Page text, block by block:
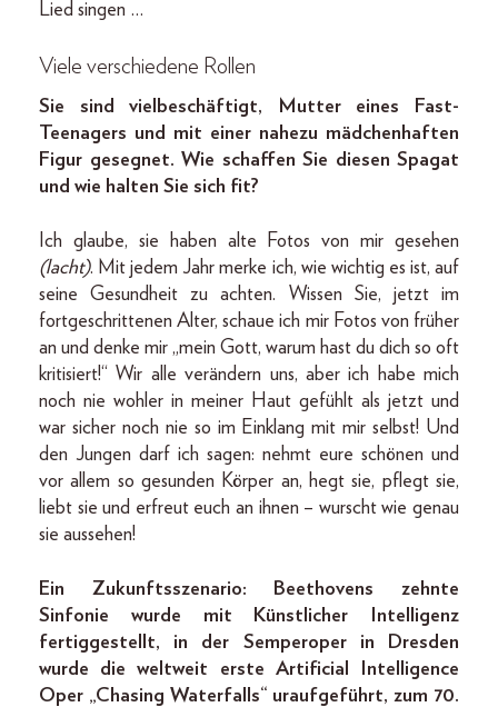
Lied singen …
Viele verschiedene Rollen
Sie sind vielbeschäftigt, Mutter eines Fast-
Teenagers und mit einer nahezu mädchenhaften
Figur gesegnet. Wie schaffen Sie diesen Spagat
und wie halten Sie sich fit?
Ich glaube, sie haben alte Fotos von mir gesehen
(lacht). Mit jedem Jahr merke ich, wie wichtig es ist, auf
seine Gesundheit zu achten. Wissen Sie, jetzt im
fortgeschrittenen Alter, schaue ich mir Fotos von früher
an und denke mir „mein Gott, warum hast du dich so oft
kritisiert!“ Wir alle verändern uns, aber ich habe mich
noch nie wohler in meiner Haut gefühlt als jetzt und
war sicher noch nie so im Einklang mit mir selbst! Und
den Jungen darf ich sagen: nehmt eure schönen und
vor allem so gesunden Körper an, hegt sie, pflegt sie,
liebt sie und erfreut euch an ihnen – wurscht wie genau
sie aussehen!
Ein Zukunftsszenario: Beethovens zehnte
Sinfonie wurde mit Künstlicher Intelligenz
fertiggestellt, in der Semperoper in Dresden
wurde die weltweit erste Artificial Intelligence
Oper „Chasing Waterfalls“ uraufgeführt, zum 70.